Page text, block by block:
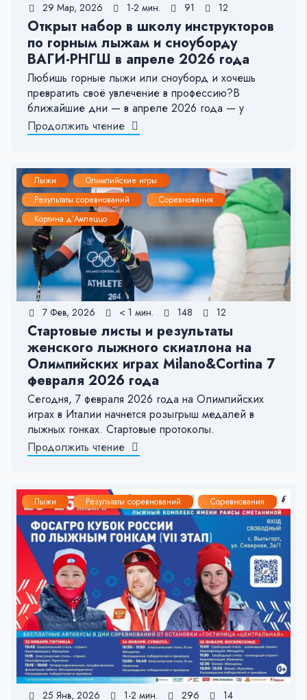
29 Мар, 2026 1-2 мин. 91 12
Открыт набор в школу инструкторов
по горным лыжам и сноуборду
ВАГИ-РНГШ в апреле 2026 года
Любишь горные лыжи или сноуборд и хочешь
превратить своё увлечение в профессию?В
ближайшие дни — в апреле 2026 года — у
Продолжить чтение
Лыжи
Олимпийские игры
Результаты соревнований
Соревнования
Кортина д’Ампеццо
7 Фев, 2026 < 1 мин. 148 12
Стартовые листы и результаты
женского лыжного скиатлона на
Олимпийских играх Milano&Cortina 7
февраля 2026 года
Сегодня, 7 февраля 2026 года на Олимпийских
играх в Италии начнется розыгрыш медалей в
лыжных гонках. Стартовые протоколы.
Продолжить чтение
Лыжи Результаты соревнований Соревнования
25 Янв, 2026 1-2 мин. 296 14